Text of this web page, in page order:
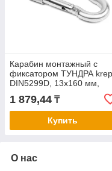
Карабин монтажный с
фиксатором ТУНДРА
DIN5299D, 13х160 мм,
оцинкованный, 1шт
1 879,44 ₸
Купить
О нас